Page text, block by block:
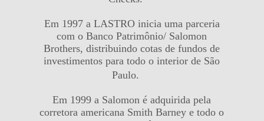
Em 1997 a LASTRO inicia uma parceria
com o Banco Patrimônio/ Salomon
Brothers, distribuindo cotas de fundos de
investimentos para todo o interior de São
Paulo.
Em 1999 a Salomon é adquirida pela
corretora americana Smith Barney e todo o